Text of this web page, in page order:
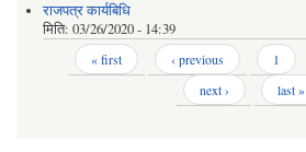
राजपत्र कार्यबिधि
मिति: 03/26/2020 - 14:39
« first ‹ previous 1
next ›
last »